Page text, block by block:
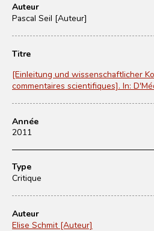
Auteur
Pascal Seil [Auteur]
Titre
[Einleitung und wissenschaftlicher
commentaires scientifiques]. In:
Année
2011
Type
Critique
Auteur
Elise Schmit [Auteur]